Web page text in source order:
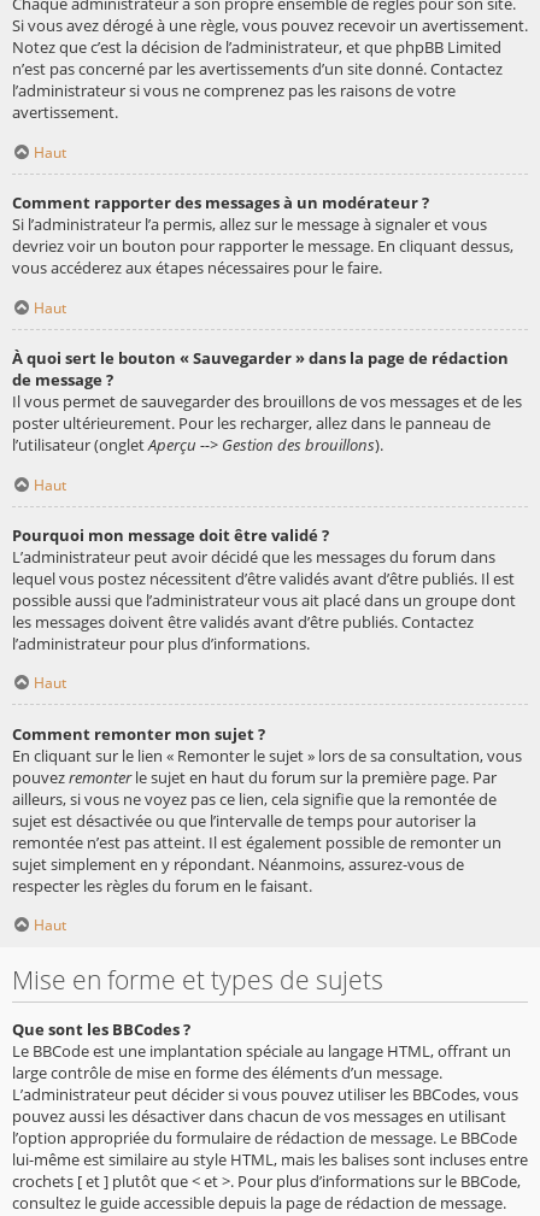
Si vous avez dérogé à une règle, vous pouvez recevoir un avertissement.
Notez que c’est la décision de l’administrateur, et que phpBB Limited
n’est pas concerné par les avertissements d’un site donné. Contactez
l’administrateur si vous ne comprenez pas les raisons de votre
avertissement.
Haut
Comment rapporter des messages à un modérateur ?
Si l’administrateur l’a permis, allez sur le message à signaler et vous
devriez voir un bouton pour rapporter le message. En cliquant dessus,
vous accéderez aux étapes nécessaires pour le faire.
Haut
À quoi sert le bouton « Sauvegarder » dans la page de rédaction
de message ?
Il vous permet de sauvegarder des brouillons de vos messages et de les
poster ultérieurement. Pour les recharger, allez dans le panneau de
l’utilisateur (ongletAperçu --> Gestion des brouillons).
Haut
Pourquoi mon message doit être validé ?
L’administrateur peut avoir décidé que les messages du forum dans
lequel vous postez nécessitent d’être validés avant d’être publiés. Il est
possible aussi que l’administrateur vous ait placé dans un groupe dont
les messages doivent être validés avant d’être publiés. Contactez
l’administrateur pour plus d’informations.
Haut
Comment remonter mon sujet ?
En cliquant sur le lien « Remonter le sujet » lors de sa consultation, vous
pouvezremonterle sujet en haut du forum sur la première page. Par
ailleurs, si vous ne voyez pas ce lien, cela signifie que la remontée de
sujet est désactivée ou que l’intervalle de temps pour autoriser la
remontée n’est pas atteint. Il est également possible de remonter un
sujet simplement en y répondant. Néanmoins, assurez-vous de
respecter les règles du forum en le faisant.
Haut
Mise en forme et types de sujets
Que sont les BBCodes ?
Le BBCode est une implantation spéciale au langage HTML, offrant un
large contrôle de mise en forme des éléments d’un message.
L’administrateur peut décider si vous pouvez utiliser les BBCodes, vous
pouvez aussi les désactiver dans chacun de vos messages en utilisant
l’option appropriée du formulaire de rédaction de message. Le BBCode
lui-même est similaire au style HTML, mais les balises sont incluses entre
crochets [ et ] plutôt que < et >. Pour plus d’informations sur le BBCode,
consultez le guide accessible depuis la page de rédaction de message.